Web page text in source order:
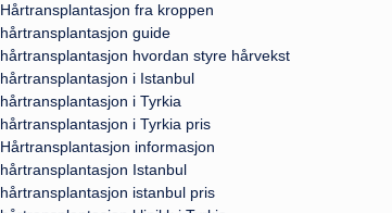
Hårtransplantasjon fra kroppen
hårtransplantasjon guide
hårtransplantasjon hvordan styre hårvekst
hårtransplantasjon i Istanbul
hårtransplantasjon i Tyrkia
hårtransplantasjon i Tyrkia pris
Hårtransplantasjon informasjon
hårtransplantasjon Istanbul
hårtransplantasjon istanbul pris